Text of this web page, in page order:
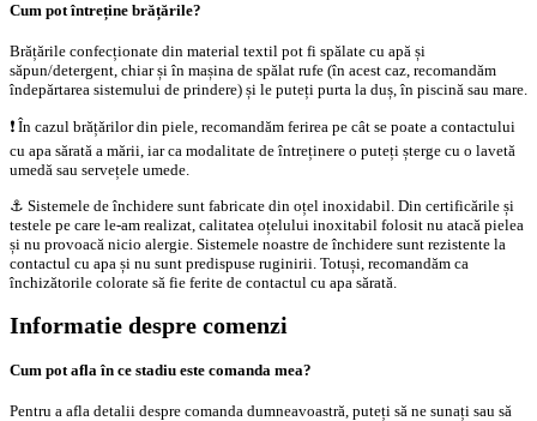
Cum pot întreține brățările?
Brățările confecționate din material textil pot fi spălate cu apă și
săpun/detergent, chiar și în mașina de spălat rufe (în acest caz, recomandăm
îndepărtarea sistemului de prindere) și le puteți purta la duș, în piscină sau mare.
❗️ În cazul brățărilor din piele, recomandăm ferirea pe cât se poate a contactului
cu apa sărată a mării, iar ca modalitate de întreținere o puteți șterge cu o lavetă
umedă sau servețele umede.
⚓️ Sistemele de închidere sunt fabricate din oțel inoxidabil. Din certificările și
testele pe care le-am realizat, calitatea oțelului inoxitabil folosit nu atacă pielea
și nu provoacă nicio alergie. Sistemele noastre de închidere sunt rezistente la
contactul cu apa și nu sunt predispuse ruginirii. Totuși, recomandăm ca
închizătorile colorate să fie ferite de contactul cu apa sărată.
Informatie despre comenzi
Cum pot afla în ce stadiu este comanda mea?
Pentru a afla detalii despre comanda dumneavoastră, puteți să ne sunați sau să